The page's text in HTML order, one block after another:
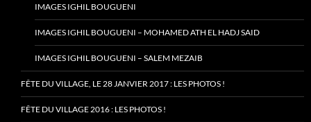
IMAGES IGHIL BOUGUENI
IMAGES IGHIL BOUGUENI – MOHAMED ATH EL HADJ SAID
IMAGES IGHIL BOUGUENI – SALEM MEZAIB
FÊTE DU VILLAGE, LE 28 JANVIER 2017 : LES PHOTOS !
FÊTE DU VILLAGE 2016 : LES PHOTOS !